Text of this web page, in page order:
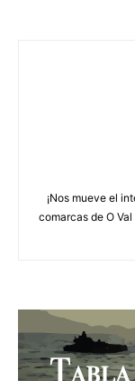
¡Nos mueve el
comarcas de O